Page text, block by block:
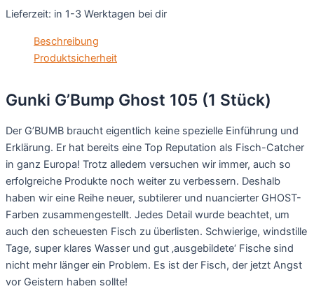
Lieferzeit: in 1-3 Werktagen bei dir
Beschreibung
Produktsicherheit
Gunki G’Bump Ghost 105 (1 Stück)
Der G’BUMB braucht eigentlich keine spezielle Einführung und
Erklärung. Er hat bereits eine Top Reputation als Fisch-Catcher
in ganz Europa! Trotz alledem versuchen wir immer, auch so
erfolgreiche Produkte noch weiter zu verbessern. Deshalb
haben wir eine Reihe neuer, subtilerer und nuancierter GHOST-
Farben zusammengestellt. Jedes Detail wurde beachtet, um
auch den scheuesten Fisch zu überlisten. Schwierige, windstille
Tage, super klares Wasser und gut ‚ausgebildete‘ Fische sind
nicht mehr länger ein Problem. Es ist der Fisch, der jetzt Angst
vor Geistern haben sollte!